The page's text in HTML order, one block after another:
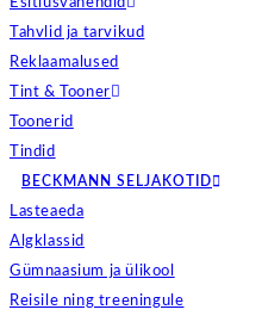
Tahvlid ja tarvikud
Reklaamalused
Tint & Tooner
Toonerid
Tindid
BECKMANN SELJAKOTID
Lasteaeda
Algklassid
Gümnaasium ja ülikool
Reisile ning treeningule